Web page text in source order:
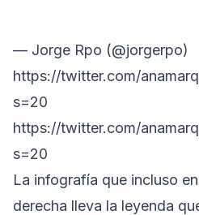
— Jorge Rpo (@jorgerpo)
https://twitter.com/
s=20
https://twitter.com/
s=20
La infografía que incluso
derecha lleva la leyenda